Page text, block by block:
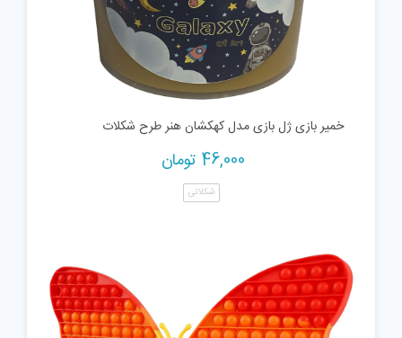
خمیر بازی ژل بازی مدل کهکشان هنر طرح شکلات
46,000 تومان
شکلاتی